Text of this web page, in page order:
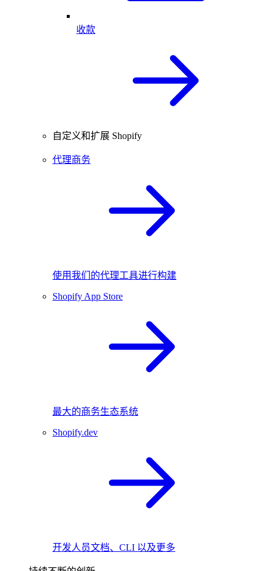
收款
自定义和扩展 Shopify
代理商务
使用我们的代理工具进行构建
Shopify App Store
最大的商务生态系统
Shopify.dev
开发人员文档、CLI 以及更多